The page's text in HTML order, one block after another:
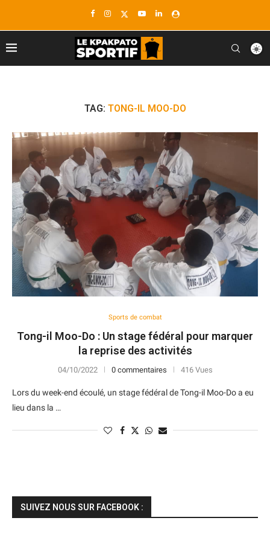
TAG: TONG-IL MOO-DO
Sports de combat
Tong-il Moo-Do : Un stage fédéral pour marquer
la reprise des activités
04/10/2022 0 commentaires 416 Vues
Lors du week-end écoulé, un stage fédéral de Tong-il Moo-Do a eu
lieu dans la …
SUIVEZ NOUS SUR FACEBOOK :